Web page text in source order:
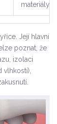
materiály
. Její hlavní
poznat, že
izolaci